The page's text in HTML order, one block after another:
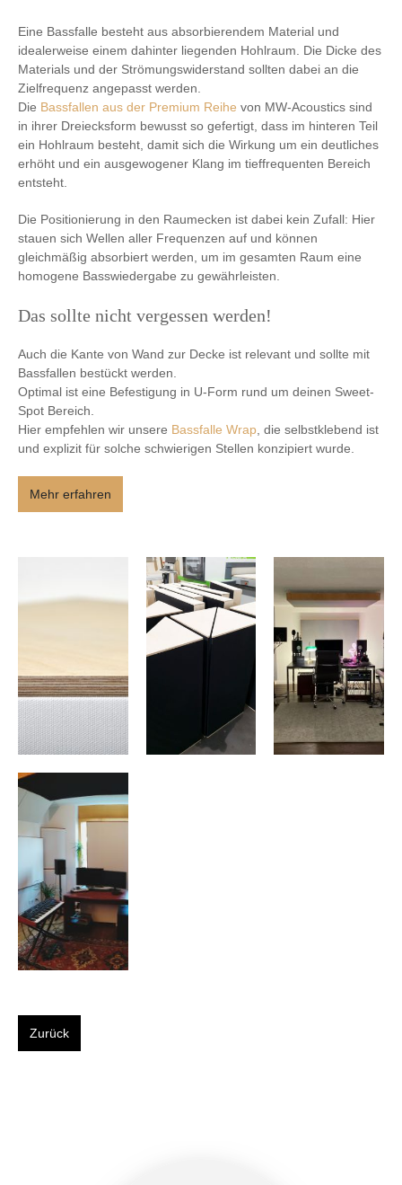
Eine Bassfalle besteht aus absorbierendem Material und
idealerweise einem dahinter liegenden Hohlraum. Die Dicke des
Materials und der Strömungswiderstand sollten dabei an die
Zielfrequenz angepasst werden.
Die Bassfallen aus der Premium Reihe von MW-Acoustics sind
in ihrer Dreiecksform bewusst so gefertigt, dass im hinteren Teil
ein Hohlraum besteht, damit sich die Wirkung um ein deutliches
erhöht und ein ausgewogener Klang im tieffrequenten Bereich
entsteht.
Die Positionierung in den Raumecken ist dabei kein Zufall: Hier
stauen sich Wellen aller Frequenzen auf und können
gleichmäßig absorbiert werden, um im gesamten Raum eine
homogene Basswiedergabe zu gewährleisten.
Das sollte nicht vergessen werden!
Auch die Kante von Wand zur Decke ist relevant und sollte mit
Bassfallen bestückt werden.
Optimal ist eine Befestigung in U-Form rund um deinen Sweet-
Spot Bereich.
Hier empfehlen wir unsere Bassfalle Wrap , die selbstklebend ist
und explizit für solche schwierigen Stellen konzipiert wurde.
Mehr erfahren
Zurück